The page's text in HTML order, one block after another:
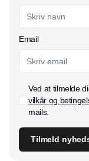
Email
Ved at tilmelde
vilkår og
mails.
Tilmeld